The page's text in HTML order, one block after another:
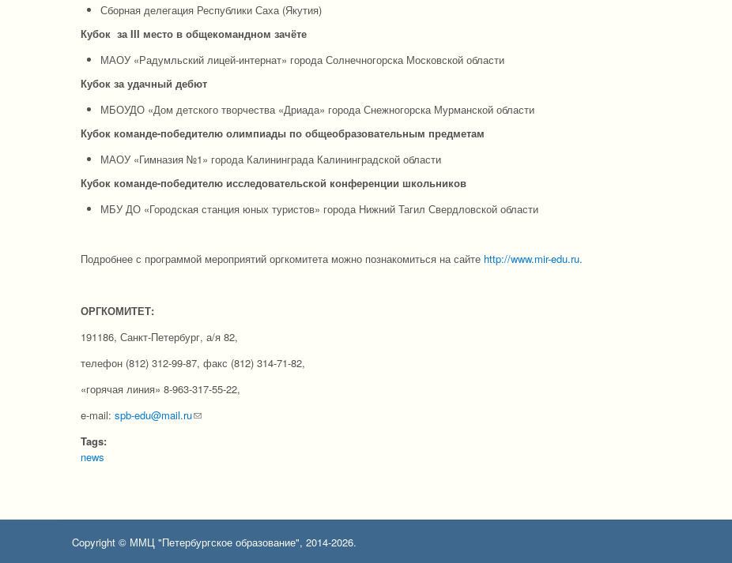
Сборная делегация Республики Саха (Якутия)
Кубок заIII место в общекомандном зачёте
МАОУ «Радумльский лицей-интернат» города Солнечногорска Московской области
Кубок за удачный дебют
МБОУДО «Дом детского творчества «Дриада» города Снежногорска Мурманской области
Кубок команде-победителю олимпиады по общеобразовательным предметам
МАОУ «Гимназия №1» города Калининграда Калининградской области
Кубок команде-победителю исследовательской конференции школьников
МБУ ДО «Городская станция юных туристов» города Нижний Тагил Свердловской области
Подробнее с программой мероприятий оргкомитета можно познакомиться на сайте http://www.mir-edu.ru.
ОРГКОМИТЕТ:
191186, Санкт-Петербург, а/я 82,
телефон (812) 312-99-87, факс (812) 314-71-82,
«горячая линия» 8-963-317-55-22,
e-mail: spb-edu@mail.ru(link sends e-mail)
Tags:
news
Copyright © ММЦ "Петербургское образование", 2014-2026.